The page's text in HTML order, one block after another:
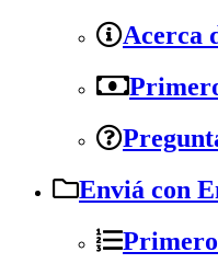
Acerca
Enviá con